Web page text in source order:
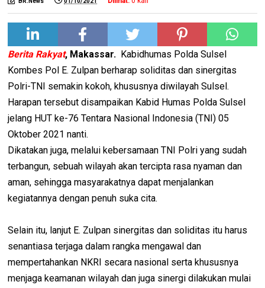
Berita Rakyat, Makassar. Kabidhumas Polda Sulsel
Kombes Pol E. Zulpan berharap soliditas dan sinergitas
Polri-TNI semakin kokoh, khususnya diwilayah Sulsel.
Harapan tersebut disampaikan Kabid Humas Polda Sulsel
jelang HUT ke-76 Tentara Nasional Indonesia (TNI) 05
Oktober 2021 nanti.
Dikatakan juga, melalui kebersamaan TNI Polri yang sudah
terbangun, sebuah wilayah akan tercipta rasa nyaman dan
aman, sehingga masyarakatnya dapat menjalankan
kegiatannya dengan penuh suka cita.
Selain itu, lanjut E. Zulpan sinergitas dan soliditas itu harus
senantiasa terjaga dalam rangka mengawal dan
mempertahankan NKRI secara nasional serta khususnya
menjaga keamanan wilayah dan juga sinergi dilakukan mulai